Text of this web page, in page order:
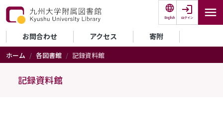
メインコンテンツに移動
English ログイン
セカンダリーメニュー
お問合わせ アクセス 寄附
ホーム 各図書館 記録資料館
記録資料館